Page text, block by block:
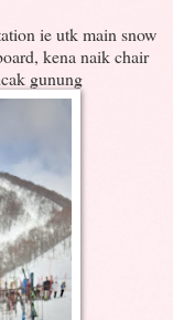
ie utk main snow
kena naik chair
gunung